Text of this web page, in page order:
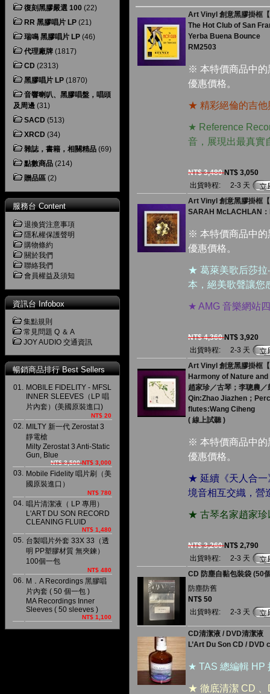
復刻黑膠嚴選 100 (22)
RR 黑膠唱片 LP (21)
瑞鳴 黑膠唱片 LP (46)
代理廠牌 (1817)
CD (2313)
黑膠唱片 LP (1870)
音響喇叭、黑膠唱盤，唱頭
及周邊 (31)
SACD (513)
XRCD (34)
雜誌，書籍，相關精品 (69)
點數商品 (214)
贈品區 (2)
服務台 Content
退換貨注意事項
隱私權保護聲明
購物條約
關於我們
聯絡我們
會員權益及須知
資訊台 Infobox
集點規則
常見問題 Q ＆ A
JOY AUDIO 交通資訊
暢銷商品排行 Best Sellers
01. MOBILE FIDELITY - MFSL
INNER SLEEVES（LP 唱
片內套）(美國原裝進口)
NT$ 20
02. MILTY 新一代 Zerostat 3
靜電槍
Milty Zerostat 3 Anti-Static
Gun, Blue
NT$ 3,500NT$ 3,000
03. Mobile Fidelity 唱片刷（美
國原裝進口）
NT$ 780
04. 唱片清潔液（ LP 專用）
L'ART DU SON RECORD
CLEANING FLUID
NT$ 1,480
05. 台製唱片外套 33X 33（透
明 PP塑膠材質 無夾鍊）
100個一包
NT$ 480
06. M．A Recordings 黑膠唱
片內套 ( 50 個一包 )
MA Recordings Inner
Sleeves ( 50 sleeves )
NT$ 1,100
Art Vinyl 創意黑膠掛框
The Hot Club of San
Yerba Buena Bounce
RM2503
※ 本特價商品中的
優惠價格。
★ 精彩絕倫的吉他
★ Reference
音，展現出最真實
NT$ 3,480NT$ 3,050
出貨時程:
2-3 天
Art Vinyl 創意黑膠掛框
SARAH McLACHLAN
※ 本特價商品中的
優惠價格。
★ 葛萊美歌后莎拉
本，絕美歌聲讓您
★ AMG 音樂網站
NT$ 4,360NT$ 3,920
出貨時程:
2-3 天
Art Vinyl 創意黑膠掛框
Harmony of Nature and
趙家珍／古琴；李聰農
Qin:Zhao Jiazhen；
flutes:Wang Ciheng
( 線上試聽 )
※ 本特價商品中的
優惠價格。
★ 延續《天人合一
境音相互交織，營
★ 古琴名家趙家珍
NT$ 3,260NT$ 2,790
出貨時程:
2-3 天
CD 防塵自黏包裝袋 (50
防塵防舊
NT$ 50
出貨時程:
2-3 天
CD清潔液 / DVD清潔液
L’Art Du Son CD /
★ TAS 總編輯 HP
★ 徹底清潔 CD 、